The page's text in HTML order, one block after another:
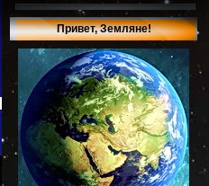
Привет, Земляне!